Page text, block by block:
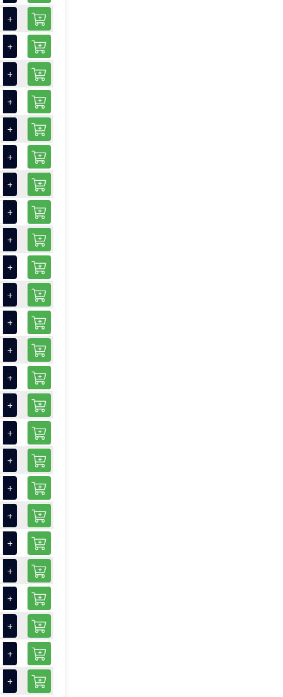
+
+
+
+
+
+
+
+
+
+
+
+
+
+
+
+
+
+
+
+
+
+
+
+
+